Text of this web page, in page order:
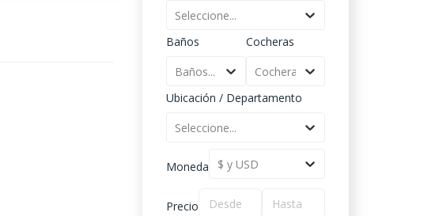
Seleccione...
Baños
Baños...
Cocheras
Cocheras...
Ubicación / Departamento
Seleccione...
Moneda $ y USD
Precio